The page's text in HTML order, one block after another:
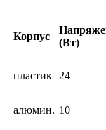
Корпус
(Вт)
пластик
24
алюмин. 10